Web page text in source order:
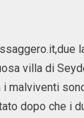
villa di
i malviventi
dopo che i